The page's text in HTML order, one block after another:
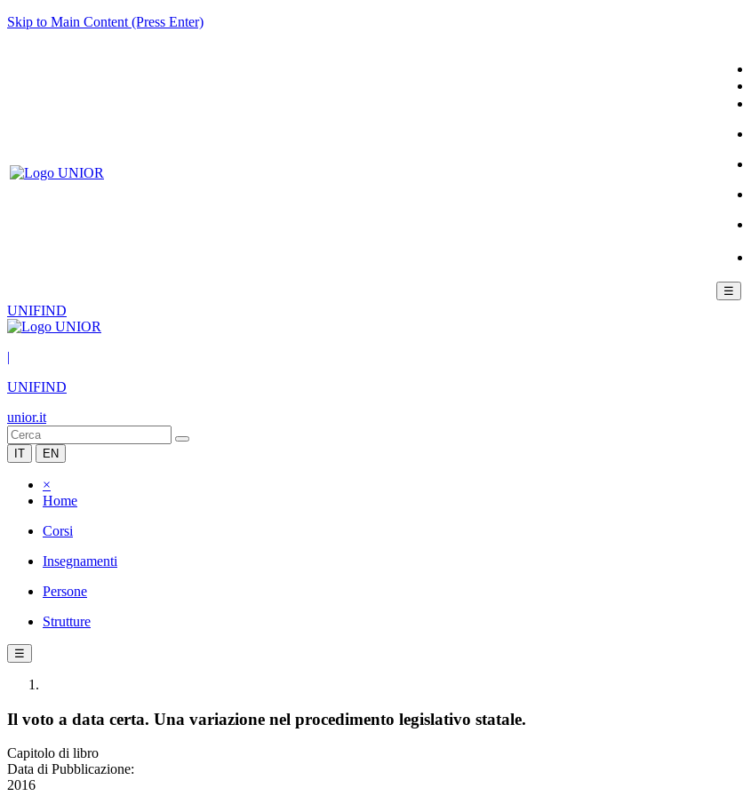
Skip to Main Content (Press Enter)
☰
UNIFIND
|
UNIFIND
unior.it
IT EN
×
Home
Corsi
Insegnamenti
Persone
Strutture
☰
Il voto a data certa. Una variazione nel procedimento legislativo statale.
Capitolo di libro
Data di Pubblicazione:
2016